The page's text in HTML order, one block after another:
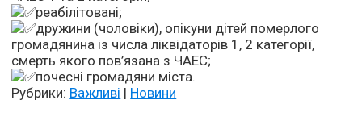
реабілітовані;
дружини (чоловіки), опікуни дітей померлого
громадянина із числа ліквідаторів 1, 2 категорії,
смерть якого пов’язана з ЧАЕС;
почесні громадяни міста.
Рубрики: Важливі | Новини